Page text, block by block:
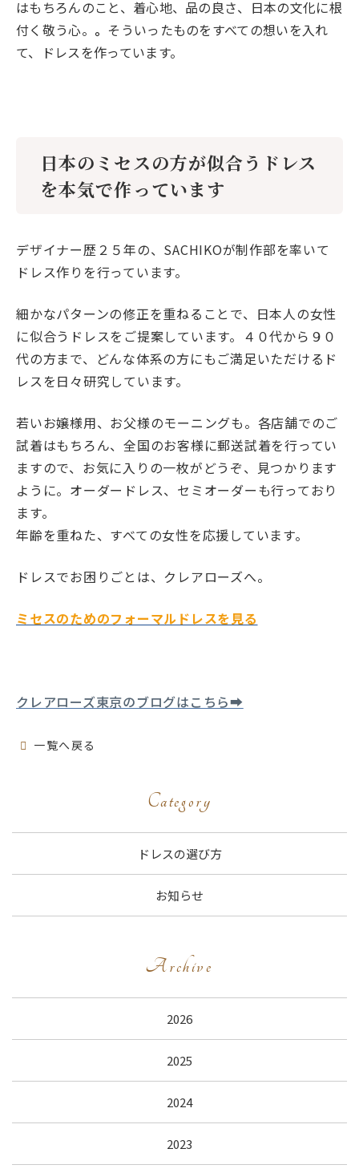
はもちろんのこと、着心地、品の良さ、日本の文化に根
付く敬う心。 。 そういったものをすべての想いを入れ
て、ドレスを作っています。
日本のミセスの方が似合うドレス
を本気で作っています
デザイナー歴２５年の、SACHIKOが制作部を率いて
ドレス作りを行っています。
細かなパターンの修正を重ねることで、日本人の女性
に似合うドレスをご提案しています。４０代から９０
代の方まで、どんな体系の方にもご満足いただけるド
レスを日々研究しています。
若いお嬢様用、お父様のモーニングも。各店舗でのご
試着はもちろん、全国のお客様に郵送試着を行ってい
ますので、お気に入りの一枚がどうぞ、見つかります
ように。オーダードレス、セミオーダーも行っており
ます。
年齢を重ねた、すべての女性を応援しています。
ドレスでお困りごとは、クレアローズへ。
ミセスのためのフォーマルドレスを見る
クレアローズ東京のブログはこちら➡︎
一覧へ戻る
Category
ドレスの選び方
お知らせ
Archive
2026
2025
2024
2023